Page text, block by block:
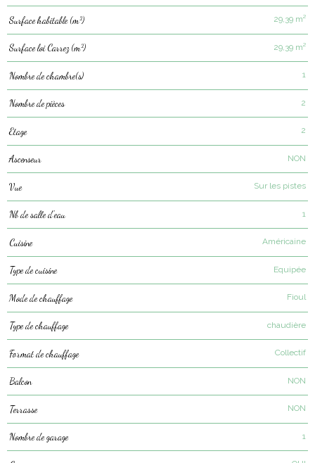
Surface habitable (m²) 29,39 m²
Surface loi Carrez (m²) 29,39 m²
Nombre de chambre(s) 1
Nombre de pièces 2
Etage 2
Ascenseur NON
Vue Sur les pistes
Nb de salle d'eau 1
Cuisine Américaine
Type de cuisine Equipée
Mode de chauffage Fioul
Type de chauffage chaudière
Format de chauffage Collectif
Balcon NON
Terrasse NON
Nombre de garage 1